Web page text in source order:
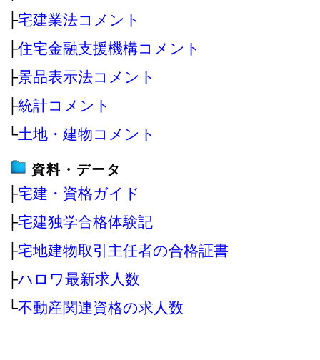
├宅建業法コメント
├住宅金融支援機構コメント
├景品表示法コメント
├統計コメント
└土地・建物コメント
資料・データ
├宅建・資格ガイド
├宅建独学合格体験記
├宅地建物取引主任者の合格証書
├ハロワ最新求人数
└不動産関連資格の求人数